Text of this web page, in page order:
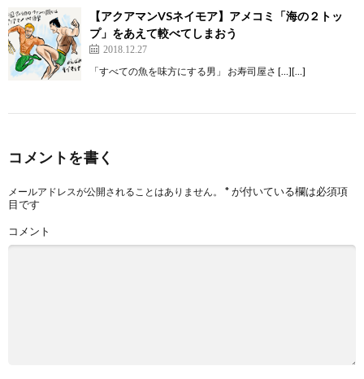
【アクアマンVSネイモア】アメコミ「海の２トッ
プ」をあえて較べてしまおう
2018.12.27
「すべての魚を味方にする男」 お寿司屋さ […][…]
コメントを書く
メールアドレスが公開されることはありません。 *が付いている欄は必須項
目です
コメント